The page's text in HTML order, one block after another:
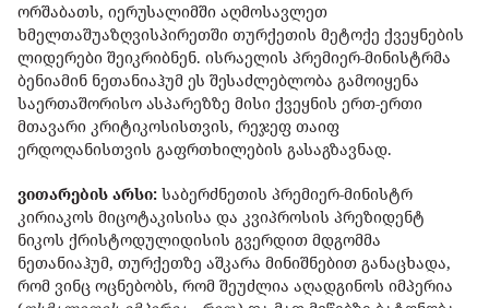
ორშაბათს, იერუსალიმში აღმოსავლეთ
ხმელთაშუაზღვისპირეთში თურქეთის მეტოქე ქვეყნების
ლიდერები შეიკრიბნენ. ისრაელის პრემიერ-მინისტრმა
ბენიამინ ნეთანიაჰუმ ეს შესაძლებლობა გამოიყენა
საერთაშორისო ასპარეზზე მისი ქვეყნის ერთ-ერთი
მთავარი კრიტიკოსისთვის, რეჯეფ თაიფ
ერდოღანისთვის გაფრთხილების გასაგზავნად.
ვითარების არსი: საბერძნეთის პრემიერ-მინისტრ
კირიაკოს მიცოტაკისისა და კვიპროსის პრეზიდენტ
ნიკოს ქრისტოდულიდისის გვერდით მდგომმა
ნეთანიაჰუმ, თურქეთზე აშკარა მინიშნებით განაცხადა,
რომ ვინც ოცნებობს, რომ შეუძლია აღადგინოს იმპერია